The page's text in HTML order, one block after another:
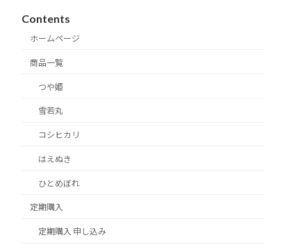
Contents
ホームページ
商品一覧
つや姫
雪若丸
コシヒカリ
はえぬき
ひとめぼれ
定期購入
定期購入 申し込み